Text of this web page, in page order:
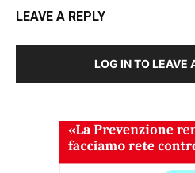
LEAVE A REPLY
LOG IN TO LEAVE